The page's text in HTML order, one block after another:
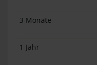
3 Monate
1 Jahr